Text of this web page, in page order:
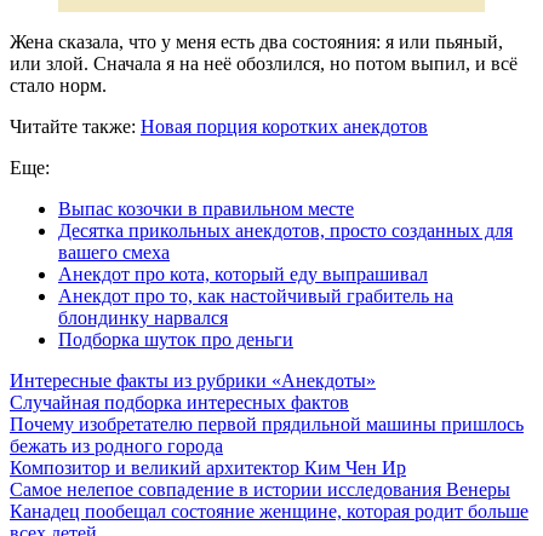
Жена сказала, что у меня есть два состояния: я или пьяный,
или злой. Сначала я на неё обозлился, но потом выпил, и всё
стало норм.
Читайте также: Новая порция коротких анекдотов
Еще:
Выпас козочки в правильном месте
Десятка прикольных анекдотов, просто созданных для
вашего смеха
Анекдот про кота, который еду выпрашивал
Анекдот про то, как настойчивый грабитель на
блондинку нарвался
Подборка шуток про деньги
Интересные факты из рубрики «Анекдоты»
Случайная подборка интересных фактов
Почему изобретателю первой прядильной машины пришлось
бежать из родного города
Композитор и великий архитектор Ким Чен Ир
Самое нелепое совпадение в истории исследования Венеры
Канадец пообещал состояние женщине, которая родит больше